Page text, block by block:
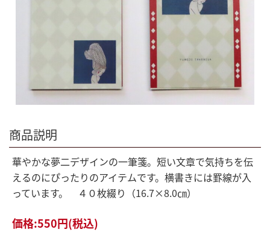
商品説明
華やかな夢二デザインの一筆箋。短い文章で気持ちを伝
えるのにぴったりのアイテムです。横書きには罫線が入
っています。 ４０枚綴り（16.7×8.0㎝）
価格:550円(税込)